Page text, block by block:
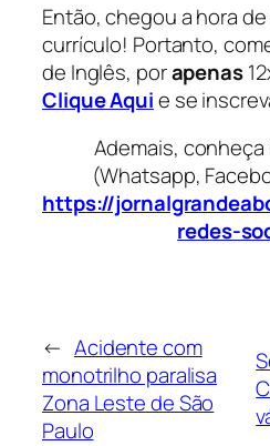
Então, chegou a hora
currículo! Portanto,
de Inglês, porapenas
Clique Aquie se
Ademais,
(Whatsapp,
https://
redes-
← Acidente com
monotrilho paralisa
Zona Leste de São
Paulo